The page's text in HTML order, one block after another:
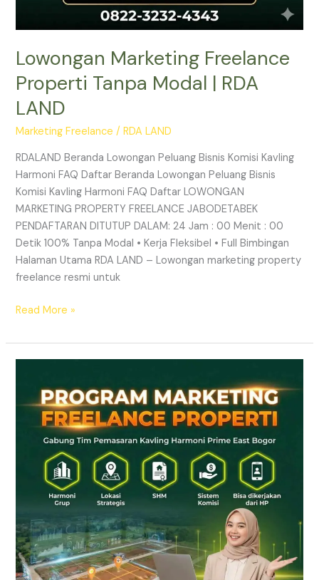
Lowongan Marketing Freelance
Properti Tanpa Modal | RDA
LAND
Marketing Freelance /RDA LAND
RDALAND Beranda Lowongan Peluang Bisnis Komisi Kavling
Harmoni FAQ Daftar Beranda Lowongan Peluang Bisnis
Komisi Kavling Harmoni FAQ Daftar LOWONGAN
MARKETING PROPERTY FREELANCE JABODETABEK
PENDAFTARAN DITUTUP DALAM: 24 Jam : 00 Menit : 00
Detik 100% Tanpa Modal • Kerja Fleksibel • Full Bimbingan
Halaman Utama RDA LAND – Lowongan marketing property
freelance resmi untuk
Read More »
MARKETING
FREELANCE
PROPERTI